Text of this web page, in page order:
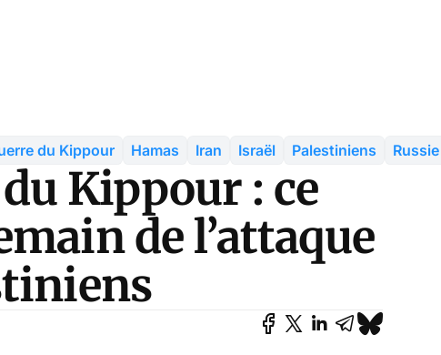
du Kippour Hamas Iran Israël Palestiniens Russie
Kippour : ce
de l’attaque